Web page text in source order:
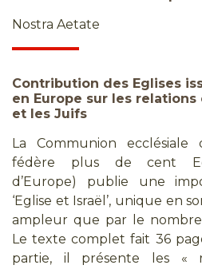
Nostra Aetate
Contribution des Eglises
en Europe sur les
et les Juifs
La Communion
fédère plus de cent
d’Europe) publie une
‘Eglise et Israël’, unique en
ampleur que par le nombre
Le texte complet fait 36
partie, il présente les «